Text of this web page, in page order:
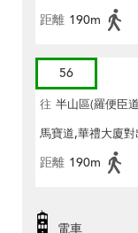
距離 190m
56
往 半山區(羅便臣
馬寶道,華禮大廈對
距離 190m
電車